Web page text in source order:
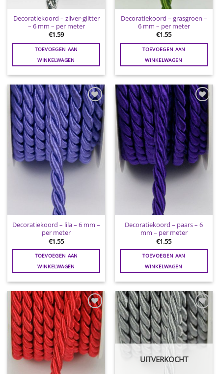
Decoratiekoord – zilver-glitter
– 6 mm – per meter
€1.59
TOEVOEGEN AAN
WINKELWAGEN
Decoratiekoord – grasgroen –
6 mm – per meter
€1.55
TOEVOEGEN AAN
WINKELWAGEN
Toevoegen
aan
wenslijst
Decoratiekoord – lila – 6 mm –
per meter
€1.55
TOEVOEGEN AAN
WINKELWAGEN
Toevoegen
aan
wenslijst
Decoratiekoord – paars – 6
mm – per meter
€1.55
TOEVOEGEN AAN
WINKELWAGEN
Toevoegen
aan
wenslijst
Toevoegen
aan
wenslijst
UITVERKOCHT